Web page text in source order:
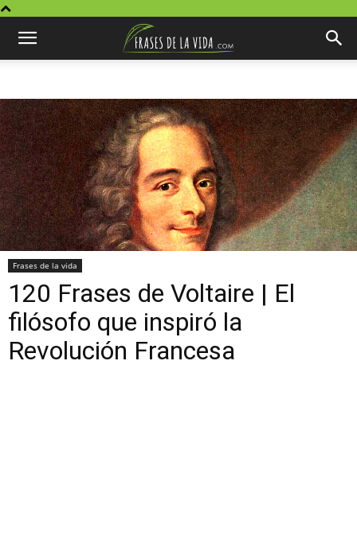
Frases de la vida
120 Frases de Voltaire | El
filósofo que inspiró la
Revolución Francesa